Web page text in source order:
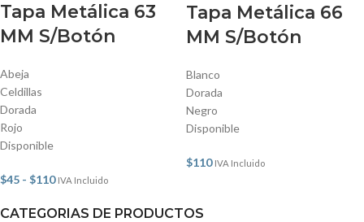
CATEGORIAS DE PRODUCTOS
Tapa Metálica 63
MM S/Botón
Abeja
Celdillas
Dorada
Rojo
Disponible
$45 - $110 IVA Incluido
Tapa Metálica 66
MM S/Botón
Blanco
Dorada
Negro
Disponible
$110 IVA Incluido